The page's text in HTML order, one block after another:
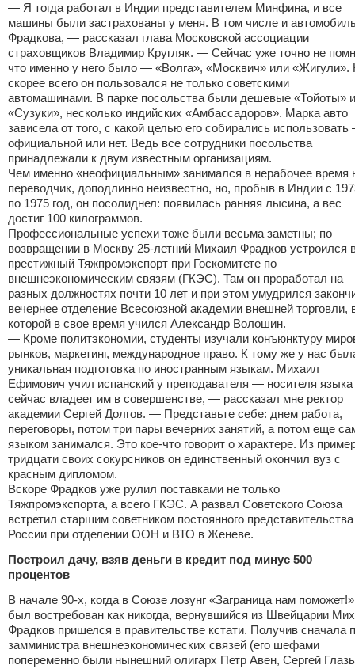
— Я тогда работал в Индии представителем Минфина, и все
машины были застрахованы у меня. В том числе и
Фрадкова, — рассказал глава Московской ассоциации
страховщиков Владимир Кругляк. — Сейчас уже точно не
что именно у него было — «Волга», «Москвич» или «Жигули».
скорее всего он пользовался не только советскими
автомашинами. В парке посольства были дешевые «Тойоты» и
«Сузуки», несколько индийских «Амбассадоров». Марка авто
зависела от того, с какой целью его собирались
официальной или нет. Ведь все сотрудники посольства
принадлежали к двум известным организациям.
Чем именно «неофициальным» занимался в нерабочее время
переводчик, доподлинно неизвестно, но, пробыв в Индии с
по 1975 год, он посолиднел: появилась ранняя лысина, а вес
достиг 100 килограммов.
Профессиональные успехи тоже были весьма заметны; по
возвращении в Москву 25-летний Михаил Фрадков устроился
престижный Тяжпромэкспорт при Госкомитете по
внешнеэкономическим связям (ГКЭС). Там он проработал на
разных должностях почти 10 лет и при этом умудрился
вечернее отделение Всесоюзной академии внешней торговли,
которой в свое время учился Александр Волошин.
— Кроме политэкономии, студенты изучали конъюнктуру
рынков, маркетинг, международное право. К тому же у нас
уникальная подготовка по иностранным языкам. Михаил
Ефимович учил испанский у преподавателя — носителя языка
сейчас владеет им в совершенстве, — рассказал мне ректор
академии Сергей Долгов. — Представьте себе: днем работа,
переговоры, потом три пары вечерних занятий, а потом еще
языком занимался. Это кое-что говорит о характере. Из
тридцати своих сокурсников он единственный окончил вуз с
красным дипломом.
Вскоре Фрадков уже рулил поставками не только
Тяжпромэкспорта, а всего ГКЭС. А развал Советского Союза
встретил старшим советником постоянного представительства
России при отделении ООН и ВТО в Женеве.
Построил дачу, взяв деньги в кредит под минус 500
процентов
В начале 90-х, когда в Союзе лозунг «Заграница нам поможет!»
был востребован как никогда, вернувшийся из Швейцарии
Фрадков пришелся в правительстве кстати. Получив сначала
замминистра внешнеэкономических связей (его шефами
попеременно были нынешний олигарх Петр Авен, Сергей